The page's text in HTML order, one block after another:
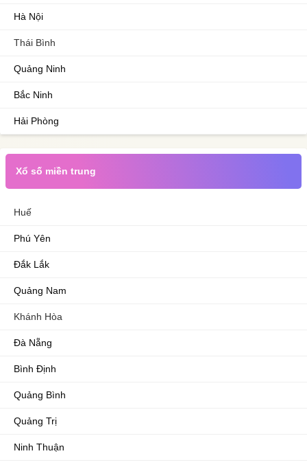
Hà Nội
Thái Bình
Quảng Ninh
Bắc Ninh
Hải Phòng
Xổ số miền trung
Huế
Phú Yên
Đắk Lắk
Quảng Nam
Khánh Hòa
Đà Nẵng
Bình Định
Quảng Bình
Quảng Trị
Ninh Thuận